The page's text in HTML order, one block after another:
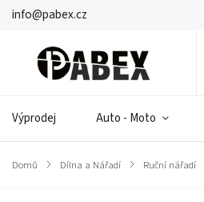
info@pabex.cz
Výprodej Auto - Moto
Domů / Dílna a Nářadí / Ruční nářadí